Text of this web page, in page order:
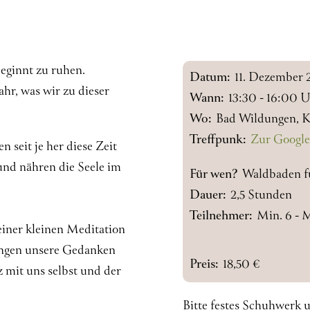
zu ruhen.
was wir zu dieser
seit je her diese Zeit
nähren die Seele im
kleinen Meditation
unsere Gedanken
mit uns selbst und der
Datum: 11. Dezember
Wann: 13:30 - 16:00
Wo: Bad Wildungen,
Treffpunk: Zur
Für wen? Waldbaden
Dauer: 2,5 Stunden
Teilnehmer: Min. 6 -
Preis: 18,50 €